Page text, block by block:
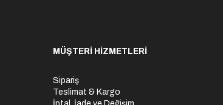
MÜŞTERİ HİZMETLERİ
Sipariş
Teslimat & Kargo